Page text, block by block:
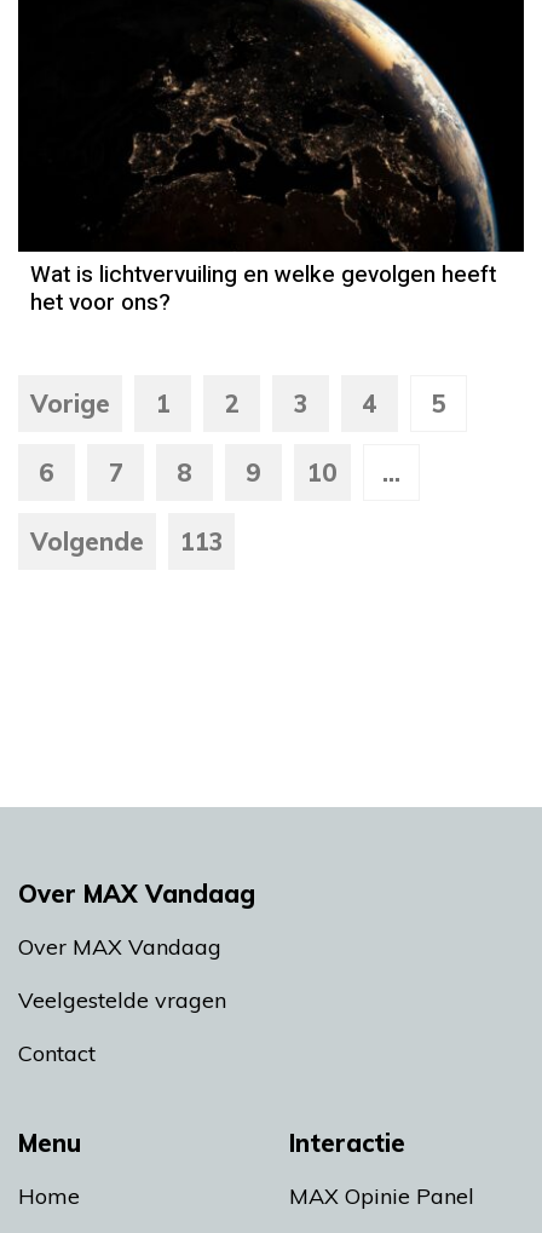
Wat is lichtvervuiling en welke gevolgen heeft
het voor ons?
Vorige 1 2 3 4 5
6 7 8 9 10 ...
Volgende 113
Menu
Home
Interactie
MAX Opinie Panel
Over MAX Vandaag
Over MAX Vandaag
Veelgestelde vragen
Contact